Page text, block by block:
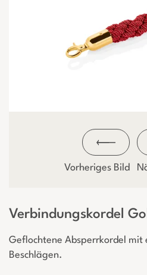
Vorheriges Bild
Verbindungskordel
Geflochtene Absperrkordel mit
Beschlägen.